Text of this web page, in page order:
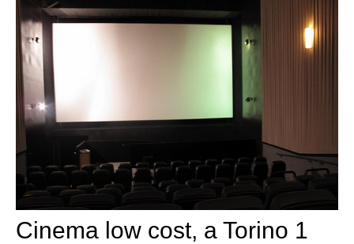
Cinema low cost, a Torino 1